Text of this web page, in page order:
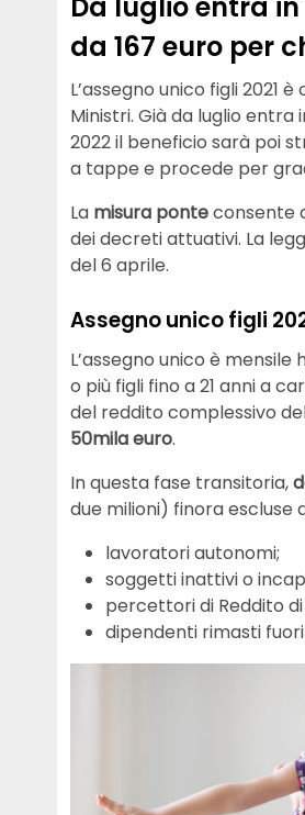
da 167 euro per
L’assegno unico figli 2021
Ministri. Già da luglio
2022 il beneficio sarà poi
a tappe e procede per
La misura ponteconsente
dei decreti attuativi. La
del 6 aprile.
Assegno unico figli
L’assegno unico è
o più figli fino a 21 anni a
del reddito complessivo
50mila euro.
In questa fase transitoria,
due milioni) finora escluse
lavoratori autonomi;
soggetti inattivi o
percettori di Reddito
dipendenti rimasti